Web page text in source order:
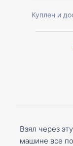
Куплен и
Взял через
машине все